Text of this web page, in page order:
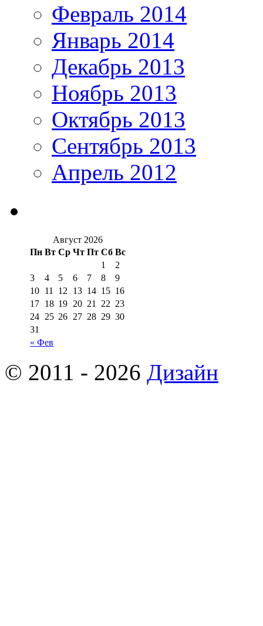
Февраль 2014
Январь 2014
Декабрь 2013
Ноябрь 2013
Октябрь 2013
Сентябрь 2013
Апрель 2012
Август 2026
Пн Вт Ср Чт Пт Сб Вс
« Фев
1
2
3
4 5 6 7 8
9
10 11 12 13 14 15 16
17 18 19 20 21 22 23
24 25 26 27 28 29 30
31
© 2011 - 2026 Дизайн